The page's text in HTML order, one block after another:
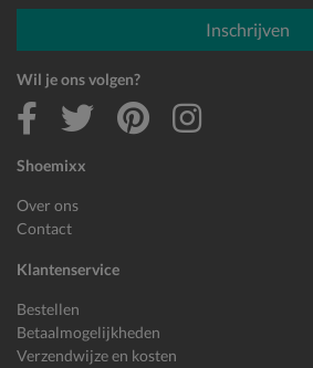
Shoemixx
Over ons
Contact
Klantenservice
Bestellen
Betaalmogelijkheden
Verzendwijze en kosten
E-mailadres
Inschrijven
Wil je ons volgen?